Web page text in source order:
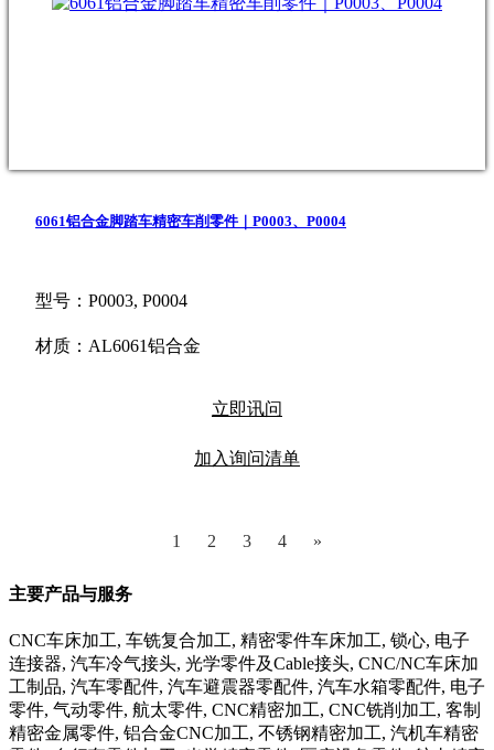
6061铝合金脚踏车精密车削零件｜P0003、P0004
型号：P0003, P0004
材质：AL6061铝合金
立即讯问
加入询问清单
1 2 3 4 »
主要产品与服务
CNC车床加工, 车铣复合加工, 精密零件车床加工, 锁心, 电子
连接器, 汽车冷气接头, 光学零件及Cable接头, CNC/NC车床加
工制品, 汽车零配件, 汽车避震器零配件, 汽车水箱零配件, 电子
零件, 气动零件, 航太零件, CNC精密加工, CNC铣削加工, 客制
精密金属零件, 铝合金CNC加工, 不锈钢精密加工, 汽机车精密